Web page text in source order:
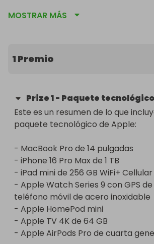
vida digital. Este paquete incluye
Qué está incluido:
impresionantes con el MacBook
pulgadas, que cuenta con el
una pantalla Retina vibrante y una
- iPhone 16 Pro Max de 1 TB: disfruta
experiencia de smartphone con el
Max. Con un enorme
sistema de cámara de primera
funciones de vanguardia, tendrás
necesitas al alcance de la mano.
MOSTRAR MÁS
1 Premio
Prize1- Paquete
Este es un resumen de lo que
paquete tecnológico de Apple:
- MacBook Pro de 14 pulgadas
- iPhone 16 Pro Max de 1 TB
- iPad mini de 256 GB WiFi+ Cellular
- Apple Watch Series 9 con GPS
teléfono móvil de acero inoxidable
- Apple HomePod mini
- Apple TV 4K de 64 GB
- Apple AirPods Pro de cuarta